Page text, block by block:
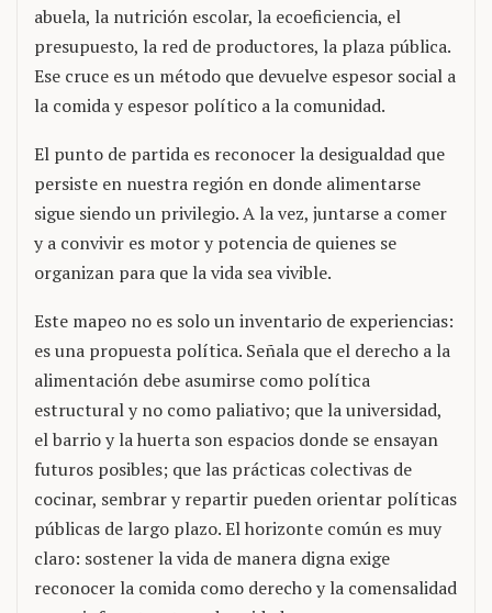
abuela, la nutrición escolar, la ecoeficiencia, el
presupuesto, la red de productores, la plaza pública.
Ese cruce es un método que devuelve espesor social a
la comida y espesor político a la comunidad.
El punto de partida es reconocer la desigualdad que
persiste en nuestra región en donde alimentarse
sigue siendo un privilegio. A la vez, juntarse a comer
y a convivir es motor y potencia de quienes se
organizan para que la vida sea vivible.
Este mapeo no es solo un inventario de experiencias:
es una propuesta política. Señala que el derecho a la
alimentación debe asumirse como política
estructural y no como paliativo; que la universidad,
el barrio y la huerta son espacios donde se ensayan
futuros posibles; que las prácticas colectivas de
cocinar, sembrar y repartir pueden orientar políticas
públicas de largo plazo. El horizonte común es muy
claro: sostener la vida de manera digna exige
reconocer la comida como derecho y la comensalidad